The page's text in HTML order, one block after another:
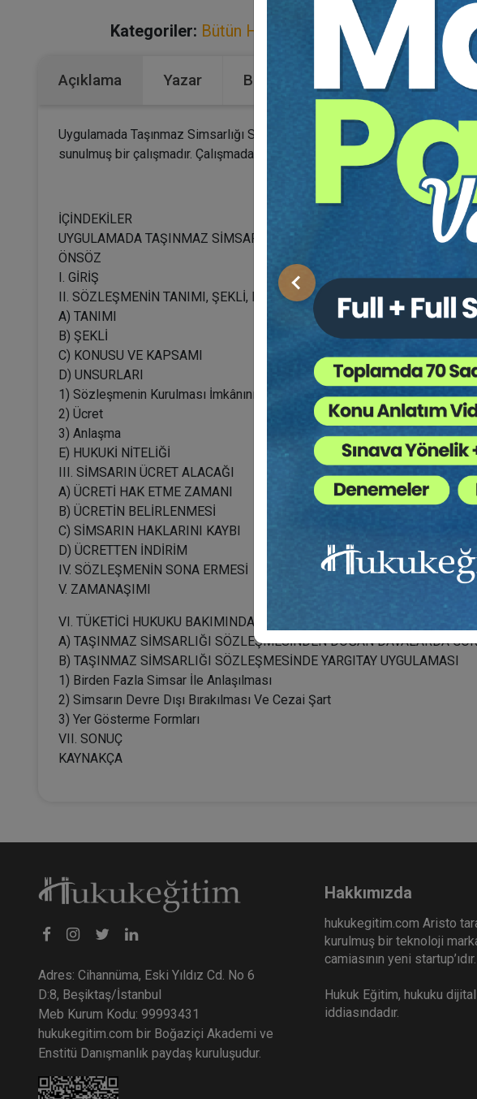
Önceki
Kategoriler: Bütün Hukuk Kitapları Borçlar Hukuku ,
Açıklama Yazar Bu Kitap İçin Kaç Ağaç Kesiliyor ?
Uygulamada Taşınmaz Simsarlığı Sözleşmesi başlıklı bu çalışma, 23-
sunulmuş bir çalışmadır. Çalışmada taşınmaz simsarlığı alanında
İÇİNDEKİLER
UYGULAMADA TAŞINMAZ SİMSARLIĞI SÖZLEŞMESİ
ÖNSÖZ
I. GİRİŞ
II. SÖZLEŞMENİN TANIMI, ŞEKLİ, KONUSU, KAPSAMI, UNSURLARI ve
A) TANIMI
B) ŞEKLİ
C) KONUSU VE KAPSAMI
D) UNSURLARI
1) Sözleşmenin Kurulması İmkânının Hazırlanması veya Kurulmasına
2) Ücret
3) Anlaşma
E) HUKUKİ NİTELİĞİ
III. SİMSARIN ÜCRET ALACAĞI
A) ÜCRETİ HAK ETME ZAMANI
B) ÜCRETİN BELİRLENMESİ
C) SİMSARIN HAKLARINI KAYBI
D) ÜCRETTEN İNDİRİM
IV. SÖZLEŞMENİN SONA ERMESİ
V. ZAMANAŞIMI
VI. TÜKETİCİ HUKUKU BAKIMINDAN TAŞINMAZ SİMSARLIĞI
A) TAŞINMAZ SİMSARLIĞI SÖZLEŞMESİNDEN DOĞAN DAVALARDA
B) TAŞINMAZ SİMSARLIĞI SÖZLEŞMESİNDE YARGITAY UYGULAMASI
1) Birden Fazla Simsar İle Anlaşılması
2) Simsarın Devre Dışı Bırakılması Ve Cezai Şart
3) Yer Gösterme Formları
VII. SONUÇ
KAYNAKÇA
Adres: Cihannüma, Eski Yıldız Cd. No 6
D:8, Beşiktaş/İstanbul
Meb Kurum Kodu: 99993431
hukukegitim.com bir Boğaziçi Akademi ve
Enstitü Danışmanlık paydaş kuruluşudur.
Hakkımızda
hukukegitim.com Aristo
kurulmuş bir teknoloji
camiasının yeni startup’ıdır.
Hukuk Eğitim, hukuku
iddiasındadır.